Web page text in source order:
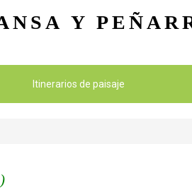
Y
Itinerarios de paisaje